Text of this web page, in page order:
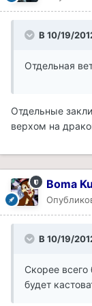
В 10/19/
Отдельная
Отдельные
верхом на
Boma
В 10/19/
Скорее
будет